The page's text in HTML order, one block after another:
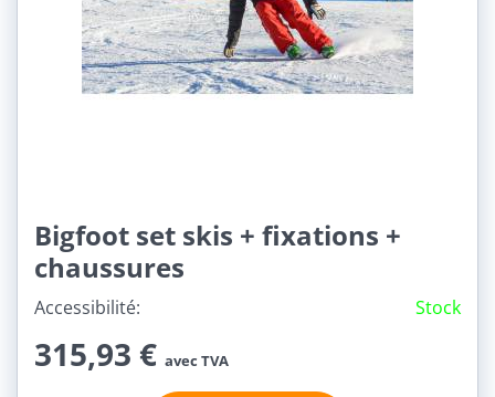
Bigfoot set skis + fixations +
chaussures
Accessibilité: Stock
315,93 € avec TVA